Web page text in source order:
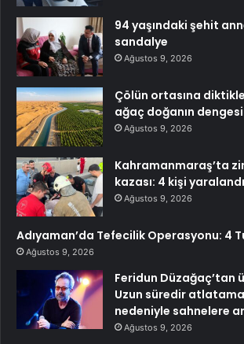
94 yaşındaki şehit
sandalye
Ağustos 9, 2026
Çölün ortasına
ağaç doğanın
Ağustos 9, 2026
Kahramanmaraş’ta
kazası: 4 kişi yaralandı
Ağustos 9, 2026
Adıyaman’da Tefecilik Operasyonu: 4
Ağustos 9, 2026
Feridun Düzağaç’tan
Uzun süredir
nedeniyle sahnelere
Ağustos 9, 2026